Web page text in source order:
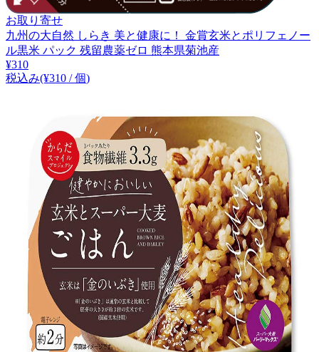
お取り寄せ
九州の大自然 しらき 美と健康に！ 金賞玄米とポリフェノー
ル黒米 パック 残留農薬ゼロ 熊本県菊池産
¥310
税込み(¥310 / 個)